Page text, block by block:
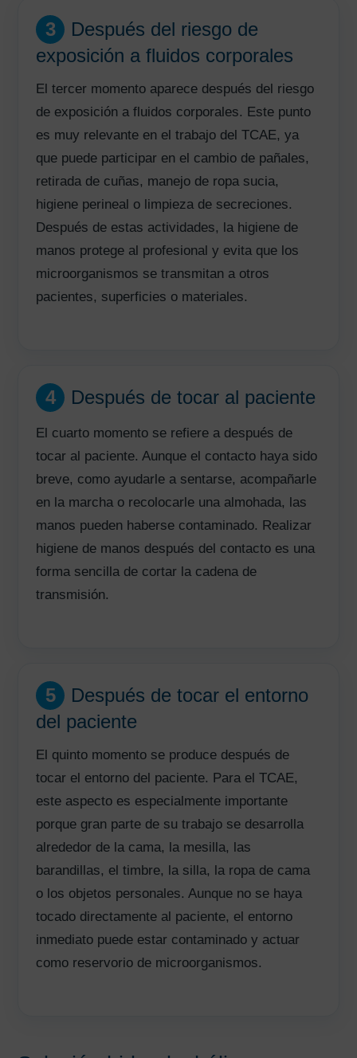
3
Después del riesgo de
exposición a fluidos corporales
El tercer momento aparece después del riesgo
de exposición a fluidos corporales. Este punto
es muy relevante en el trabajo del TCAE, ya
que puede participar en el cambio de pañales,
retirada de cuñas, manejo de ropa sucia,
higiene perineal o limpieza de secreciones.
Después de estas actividades, la higiene de
manos protege al profesional y evita que los
microorganismos se transmitan a otros
pacientes, superficies o materiales.
4 Después de tocar al paciente
El cuarto momento se refiere a después de
tocar al paciente. Aunque el contacto haya sido
breve, como ayudarle a sentarse, acompañarle
en la marcha o recolocarle una almohada, las
manos pueden haberse contaminado. Realizar
higiene de manos después del contacto es una
forma sencilla de cortar la cadena de
transmisión.
5
Después de tocar el entorno
del paciente
El quinto momento se produce después de
tocar el entorno del paciente. Para el TCAE,
este aspecto es especialmente importante
porque gran parte de su trabajo se desarrolla
alrededor de la cama, la mesilla, las
barandillas, el timbre, la silla, la ropa de cama
o los objetos personales. Aunque no se haya
tocado directamente al paciente, el entorno
inmediato puede estar contaminado y actuar
como reservorio de microorganismos.